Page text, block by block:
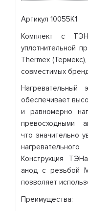
Артикул 10055K1
Комплект с
уплотнительной
Thermex
совместимых
Нагревательный
обеспечивает
и равномерно
превосходными
что значительно
Конструкция
анод с резьбой
позволяет
Преимущества: